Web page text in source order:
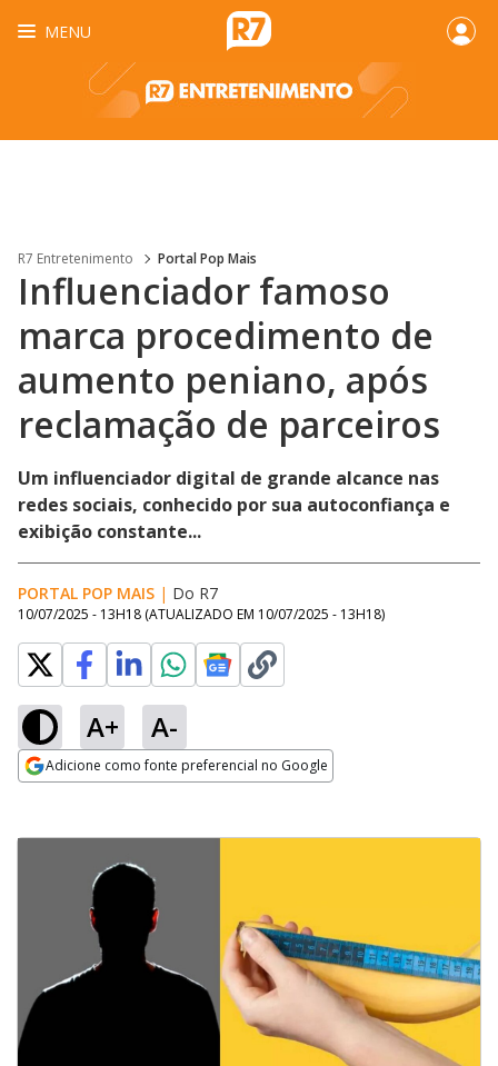
MENU
R7 Entretenimento Portal Pop Mais
Influenciador famoso
marca procedimento de
aumento peniano, após
reclamação de parceiros
Um influenciador digital de grande alcance nas
redes sociais, conhecido por sua autoconfiança e
exibição constante...
PORTAL POP MAIS | Do R7
10/07/2025 - 13H18 (ATUALIZADO EM 10/07/2025 - 13H18)
A+ A-
Adicione como fonte preferencial no Google